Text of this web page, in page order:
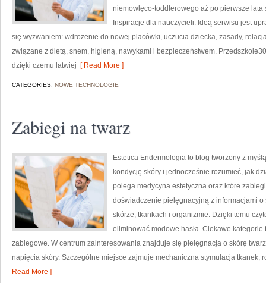
niemowlęco-toddlerowego aż po pierwsze lata
Inspiracje dla nauczycieli. Ideą serwisu jest
się wyzwaniem: wdrożenie do nowej placówki, uczucia dziecka, zasady,
związane z dietą, snem, higieną, nawykami i bezpieczeństwem.
dzięki czemu łatwiej [ Read More ]
CATEGORIES: NOWE TECHNOLOGIE
Zabiegi na twarz
Estetica Endermologia to blog tworzony z
kondycję skóry i jednocześnie rozumieć, jak
polega medycyna estetyczna oraz które
doświadczenie pielęgnacyjną z informacjami
skórze, tkankach i organizmie. Dzięki temu
eliminować modowe hasła. Ciekawe
zabiegowe. W centrum zainteresowania znajduje się pielęgnacja o skórę
napięcia skóry. Szczególne miejsce zajmuje mechaniczna stymulacja tkanek,
Read More ]